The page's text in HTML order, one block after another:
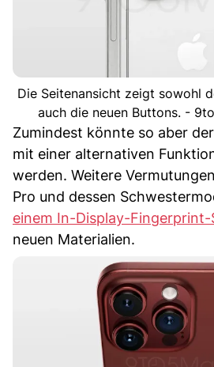
Die Seitenansicht zeigt sowohl
auch die neuen Buttons. -
Zumindest könnte so aber
mit einer alternativen
werden. Weitere
Pro und dessen
einem In-Display-Fingerprint-
neuen Materialien.